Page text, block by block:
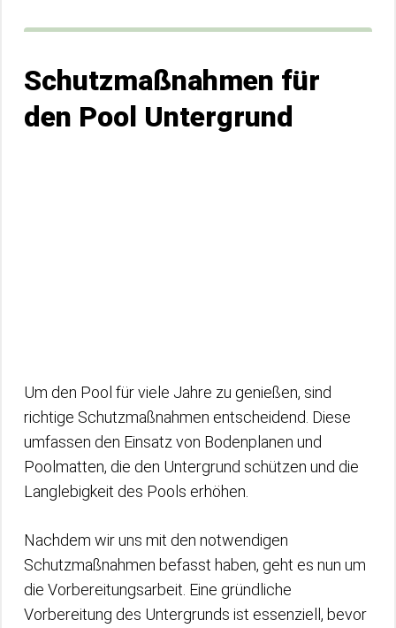
Schutzmaßnahmen für
den Pool Untergrund
Um den Pool für viele Jahre zu genießen, sind
richtige Schutzmaßnahmen entscheidend. Diese
umfassen den Einsatz von Bodenplanen und
Poolmatten, die den Untergrund schützen und die
Langlebigkeit des Pools erhöhen.
Nachdem wir uns mit den notwendigen
Schutzmaßnahmen befasst haben, geht es nun um
die Vorbereitungsarbeit. Eine gründliche
Vorbereitung des Untergrunds ist essenziell, bevor